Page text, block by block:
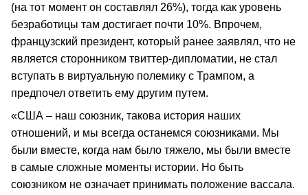
(на тот момент он составлял 26%), тогда как уровень
безработицы там достигает почти 10%. Впрочем,
французский президент, который ранее заявлял, что не
является сторонником твиттер-дипломатии, не стал
вступать в виртуальную полемику с Трампом, а
предпочел ответить ему другим путем.
«США – наш союзник, такова история наших
отношений, и мы всегда останемся союзниками. Мы
были вместе, когда нам было тяжело, мы были вместе
в самые сложные моменты истории. Но быть
союзником не означает принимать положение вассала.